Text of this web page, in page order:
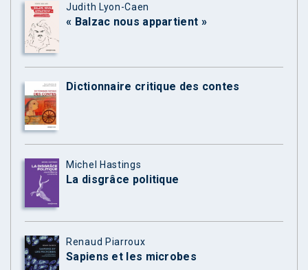
Judith Lyon-Caen
« Balzac nous appartient »
Dictionnaire critique des contes
Michel Hastings
La disgrâce politique
Renaud Piarroux
Sapiens et les microbes